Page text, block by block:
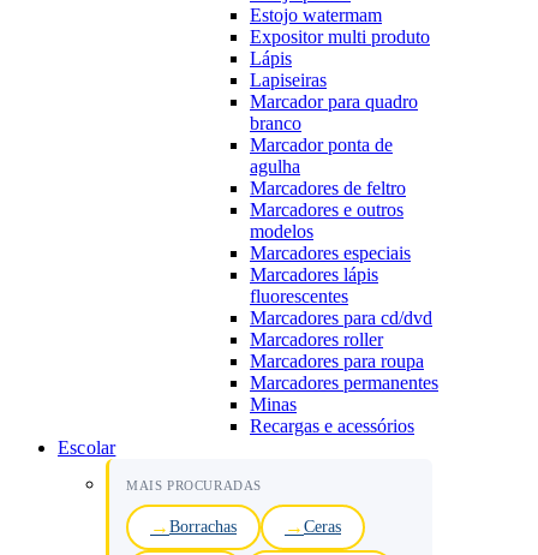
Estojo watermam
Expositor multi produto
Lápis
Lapiseiras
Marcador para quadro
branco
Marcador ponta de
agulha
Marcadores de feltro
Marcadores e outros
modelos
Marcadores especiais
Marcadores lápis
fluorescentes
Marcadores para cd/dvd
Marcadores roller
Marcadores para roupa
Marcadores permanentes
Minas
Recargas e acessórios
Escolar
MAIS PROCURADAS
Borrachas Ceras